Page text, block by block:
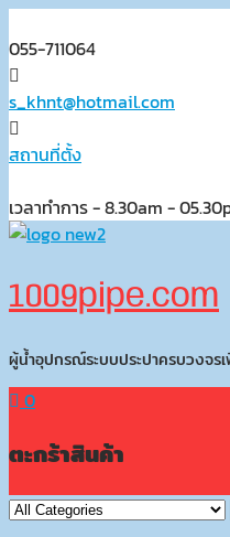
to
content
055-711064
s_khnt@hotmail.com
สถานที่ตั้ง
เวลาทำการ - 8.30am -
1009pipe.com
ผู้น้ำอุปกรณ์ระบบประปาครบวงจร
0
ตะกร้าสินค้า